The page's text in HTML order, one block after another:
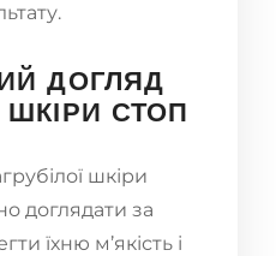
ДОГЛЯД
ШКІРИ СТОП
шкіри
доглядати за
їхню м’якість і